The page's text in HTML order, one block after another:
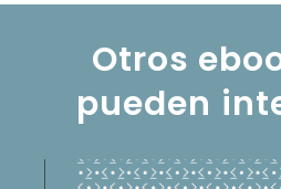
Otros
pueden